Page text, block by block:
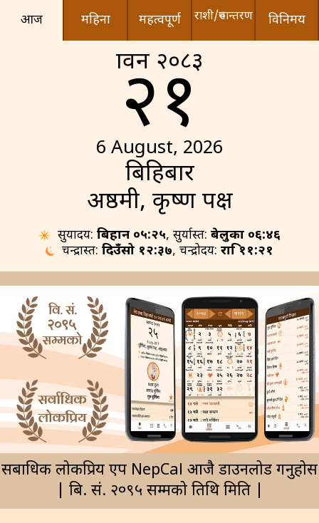
आज महिना महत्वपूर्ण राशी/रुपान्तरण विनिमय
श्रावन २०८३
२१
6 August, 2026
बिहिबार
अष्ठमी, कृष्ण पक्ष
सुर्योदय:बिहान ०५:२५, सुर्यास्त:बेलुका ०६:४६
चन्द्रास्त:दिउँसो १२:३७, चन्द्रोदय:रात्रि ११:२१
सर्बाधिक लोकप्रिय एप NepCal आजै डाउनलोड गर्नुहोस
| बि. सं. २०९५ सम्मको तिथि मिति |